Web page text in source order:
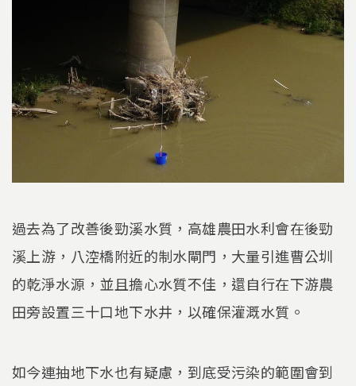
過去為了改善後勁溪水質，高雄農田水利會在後勁
溪上游，八涳橋附近的制水閘門，大量引進曹公圳
的乾淨水源，並且擔心水質不佳，還自行在下游農
田旁設置三十口地下水井，以確保灌溉水質。
如今連抽地下水也有疑慮，到底受污染的範圍會到